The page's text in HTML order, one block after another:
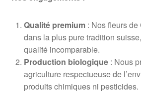
Qualité premium: Nos fleurs de
dans la plus pure tradition
qualité incomparable.
Production biologique: Nous
agriculture respectueuse de
produits chimiques ni pesticides.